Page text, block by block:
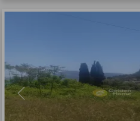
Previous